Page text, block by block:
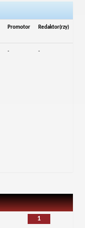
Promotor Redaktor(rzy)
- -
1